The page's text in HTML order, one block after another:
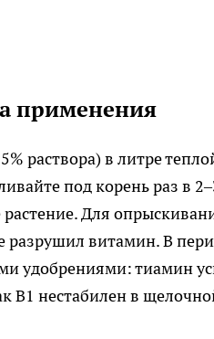
применения
раствора) в литре
под корень раз в
Для
разрушил витамин. В
удобрениями: тиамин
B1 нестабилен в